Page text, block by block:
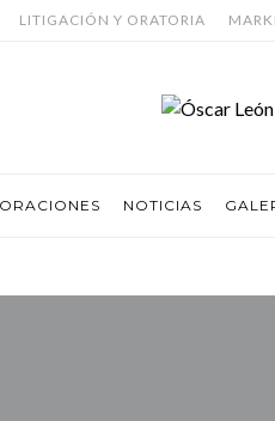
LITIGACIÓN Y ORATORIA
NOTICIAS